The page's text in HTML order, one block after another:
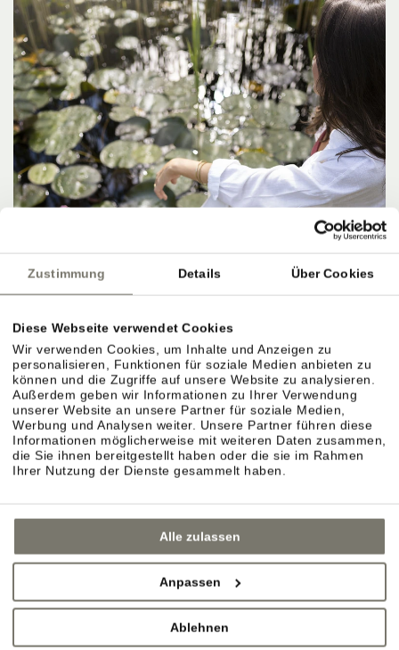
Zustimmung Details Über Cookies
Diese Webseite verwendet Cookies
Wir verwenden Cookies, um Inhalte und Anzeigen zu
personalisieren, Funktionen für soziale Medien anbieten zu
können und die Zugriffe auf unsere Website zu analysieren.
Außerdem geben wir Informationen zu Ihrer Verwendung
unserer Website an unsere Partner für soziale Medien,
Werbung und Analysen weiter. Unsere Partner führen diese
Informationen möglicherweise mit weiteren Daten zusammen,
die Sie ihnen bereitgestellt haben oder die sie im Rahmen
Ihrer Nutzung der Dienste gesammelt haben.
Alle zulassen
Anpassen
Ablehnen